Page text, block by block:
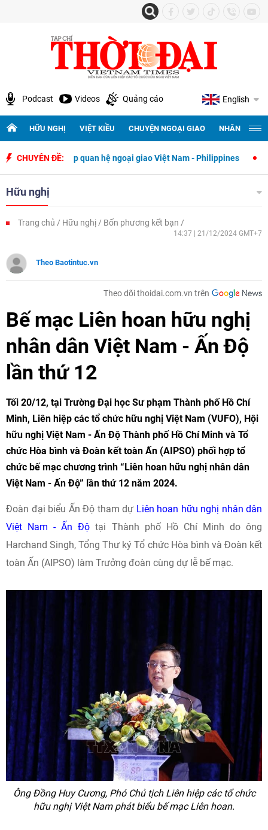
Podcast Videos Quảng cáo English
HỮU NGHỊ VIỆT KIỀU CHUYỆN NGOẠI GIAO NHÂN
CHUYÊN ĐỀ:
lập quan hệ ngoại giao Việt Nam - Philippines 500 ngày
Hữu nghị
Trang chủ Hữu nghị Bốn phương kết bạn
14:37 | 21/12/2024 GMT+7
Theo Baotintuc.vn
Theo dõi thoidai.com.vn trên
Bế mạc Liên hoan hữu nghị
nhân dân Việt Nam - Ấn Độ
lần thứ 12
Tối 20/12, tại Trường Đại học Sư phạm Thành phố Hồ Chí
Minh, Liên hiệp các tổ chức hữu nghị Việt Nam (VUFO), Hội
hữu nghị Việt Nam - Ấn Độ Thành phố Hồ Chí Minh và Tổ
chức Hòa bình và Đoàn kết toàn Ấn (AIPSO) phối hợp tổ
chức bế mạc chương trình “Liên hoan hữu nghị nhân dân
Việt Nam - Ấn Độ” lần thứ 12 năm 2024.
Đoàn đại biểu Ấn Độ tham dự Liên hoan hữu nghị nhân dân
Việt Nam - Ấn Độ tại Thành phố Hồ Chí Minh do ông
Harchand Singh, Tổng Thư ký Tổ chức Hòa bình và Đoàn kết
toàn Ấn (AIPSO) làm Trưởng đoàn cùng dự lễ bế mạc.
Ông Đồng Huy Cương, Phó Chủ tịch Liên hiệp các tổ chức
hữu nghị Việt Nam phát biểu bế mạc Liên hoan.